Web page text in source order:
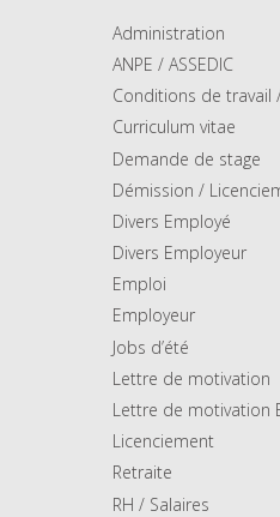
Administration
ANPE / ASSEDIC
Conditions de travail
Curriculum vitae
Demande de stage
Démission /
Divers Employé
Divers Employeur
Emploi
Employeur
Jobs d’été
Lettre de motivation
Lettre de motivation
Licenciement
Retraite
RH / Salaires